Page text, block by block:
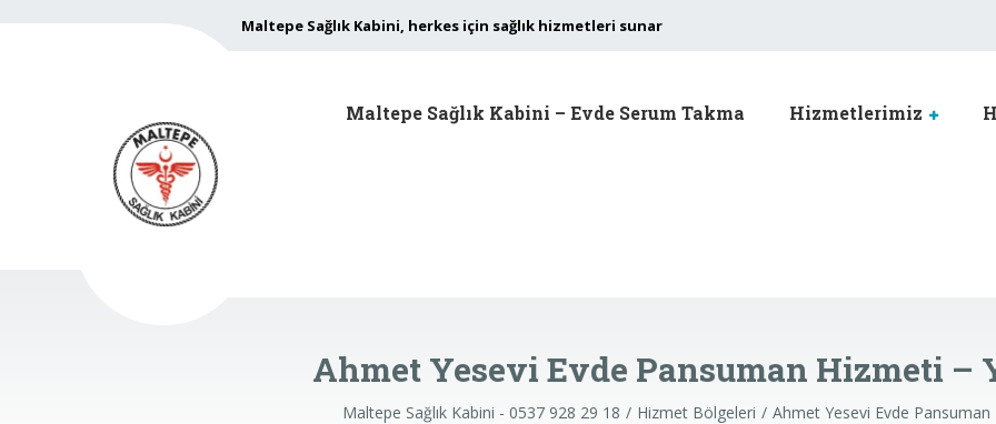
Maltepe Sağlık Kabini, herkes için sağlık hizmetleri sunar
Maltepe Sağlık Kabini – Evde Serum Takma Hizmetlerimiz
Ahmet Yesevi Evde Pansuman Hizmeti –
Maltepe Sağlık Kabini - 0537 928 29 18 Hizmet Bölgeleri Ahmet Yesevi Evde Pansuman